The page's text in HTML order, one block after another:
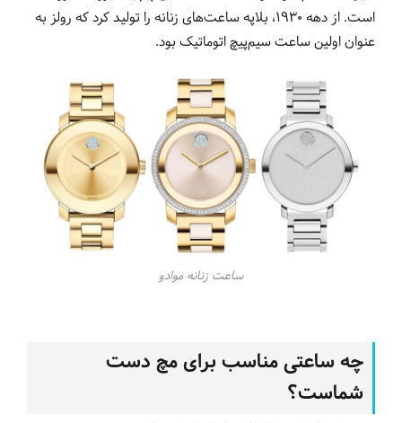
است. از دهه 1930، بلاپه ساعت‌های زنانه را تولید کرد که رولز به
عنوان اولین ساعت سیم‌پیچ اتوماتیک بود.
ساعت زنانه موادو
چه ساعتی مناسب برای مچ دست
شماست؟